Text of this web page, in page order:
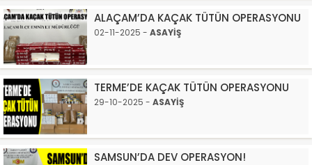
ALAÇAM’DA KAÇAK TÜTÜN OPERASYONU
02-11-2025 - ASAYİŞ
TERME’DE KAÇAK TÜTÜN OPERASYONU
29-10-2025 - ASAYİŞ
SAMSUN’DA DEV OPERASYON!